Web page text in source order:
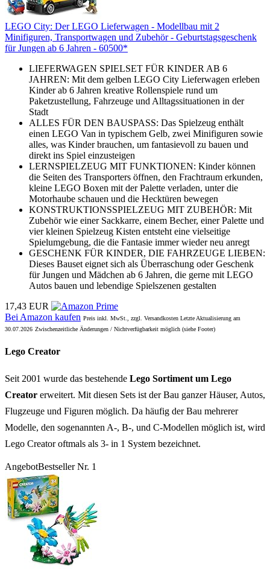
LEGO City: Der LEGO Lieferwagen - Modellbau mit 2
Minifiguren, Transportwagen und Zubehör - Geburtstagsgeschenk
für Jungen ab 6 Jahren - 60500*
LIEFERWAGEN SPIELSET FÜR KINDER AB 6
JAHREN: Mit dem gelben LEGO City Lieferwagen erleben
Kinder ab 6 Jahren kreative Rollenspiele rund um
Paketzustellung, Fahrzeuge und Alltagssituationen in der
Stadt
ALLES FÜR DEN BAUSPASS: Das Spielzeug enthält
einen LEGO Van in typischem Gelb, zwei Minifiguren sowie
alles, was Kinder brauchen, um fantasievoll zu bauen und
direkt ins Spiel einzusteigen
LERNSPIELZEUG MIT FUNKTIONEN: Kinder können
die Seiten des Transporters öffnen, den Frachtraum erkunden,
kleine LEGO Boxen mit der Palette verladen, unter die
Motorhaube schauen und die Hecktüren bewegen
KONSTRUKTIONSSPIELZEUG MIT ZUBEHÖR: Mit
Zubehör wie einer Sackkarre, einem Becher, einer Palette und
vier kleinen Spielzeug Kisten entsteht eine vielseitige
Spielumgebung, die die Fantasie immer wieder neu anregt
GESCHENK FÜR KINDER, DIE FAHRZEUGE LIEBEN:
Dieses Bauset eignet sich als Überraschung oder Geschenk
für Jungen und Mädchen ab 6 Jahren, die gerne mit LEGO
Autos bauen und lebendige Spielszenen gestalten
17,43 EUR
Bei Amazon kaufen Preis inkl. MwSt., zzgl. Versandkosten Letzte Aktualisierung am
30.07.2026 Zwischenzeitliche Änderungen / Nichtverfügbarkeit möglich (siehe Footer)
Lego Creator
Seit 2001 wurde das bestehende Lego Sortiment um Lego
Creator erweitert. Mit diesen Sets ist der Bau ganzer Häuser, Autos,
Flugzeuge und Figuren möglich. Da häufig der Bau mehrerer
Modelle, den sogenannten A-, B-, und C-Modellen möglich ist, wird
Lego Creator oftmals als 3- in 1 System bezeichnet.
AngebotBestseller Nr. 1